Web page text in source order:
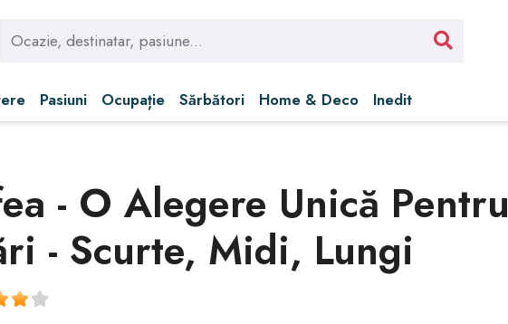
Pasiuni Ocupație Sărbători Home & Deco Inedit
- O Alegere Unică Pentru
- Scurte, Midi, Lungi